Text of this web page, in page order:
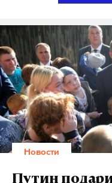
компьютеры были
как только эта
дана
рабочим в местах
отключить», —
Ильчук утверждает,
создала
радиационной
добавил он. По его
Новости
Путин